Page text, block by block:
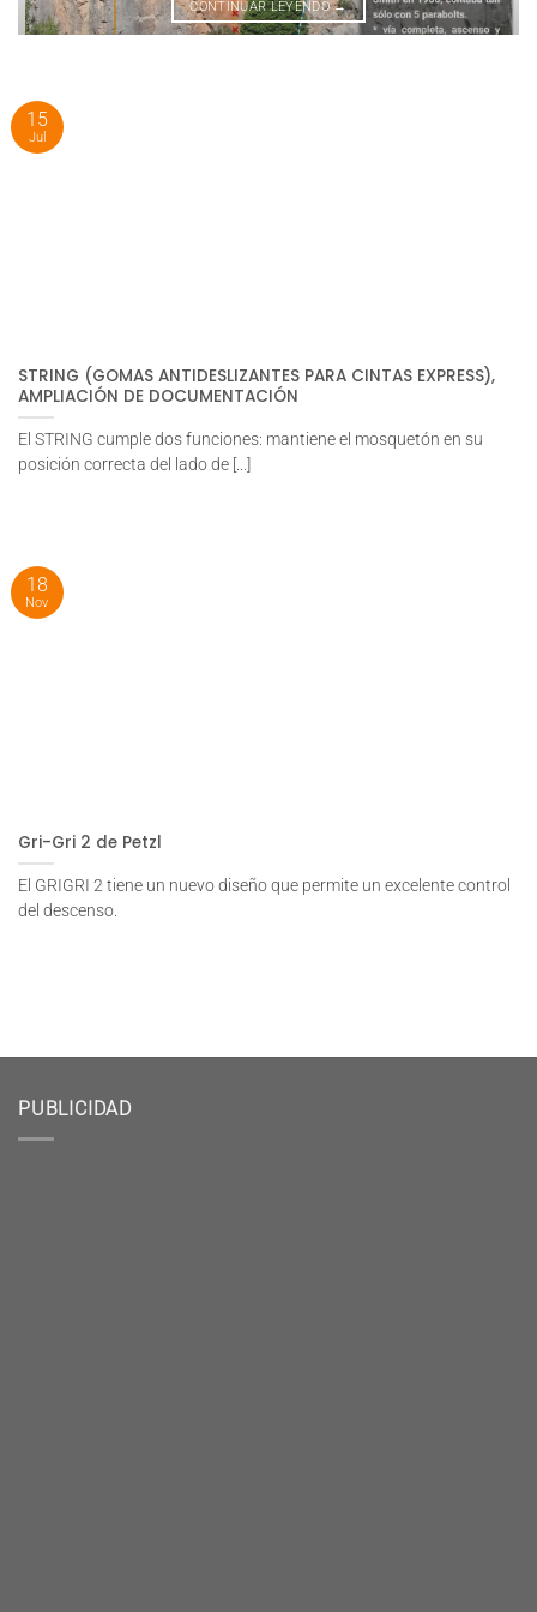
CONTINUAR LEYENDO→
STRING (GOMAS ANTIDESLIZANTES PARA CINTAS EXPRESS),
AMPLIACIÓN DE DOCUMENTACIÓN
El STRING cumple dos funciones: mantiene el mosquetón en su
posición correcta del lado de [...]
15
Jul
Gri-Gri 2 de Petzl
El GRIGRI 2 tiene un nuevo diseño que permite un excelente control
del descenso.
18
Nov
PUBLICIDAD